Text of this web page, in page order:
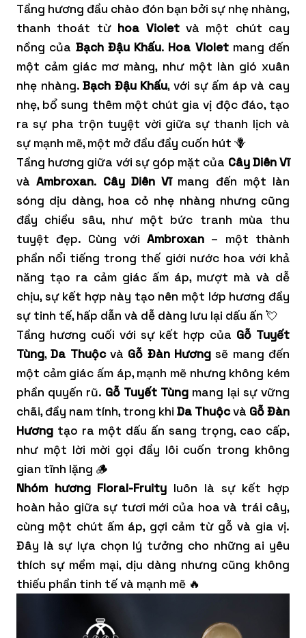
Tầng hương đầu chào đón bạn bởi sự nhẹ nhàng,
thanh thoát từ hoa Violet và một chút cay
nồng của Bạch Đậu Khấu. Hoa Violet mang đến
một cảm giác mơ màng, như một làn gió xuân
nhẹ nhàng.Bạch Đậu Khấu, với sự ấm áp và cay
nhẹ, bổ sung thêm một chút gia vị độc đáo, tạo
ra sự pha trộn tuyệt vời giữa sự thanh lịch và
sự mạnh mẽ, một mở đầu đầy cuốn hút 🪻
Tầng hương giữa với sự góp mặt của Cây Diên Vĩ
vàAmbroxan. Cây Diên Vĩmang đến một làn
sóng dịu dàng, hoa cỏ nhẹ nhàng nhưng cũng
đầy chiều sâu, như một bức tranh mùa thu
tuyệt đẹp. Cùng vớiAmbroxan – một thành
phần nổi tiếng trong thế giới nước hoa với khả
năng tạo ra cảm giác ấm áp, mượt mà và dễ
chịu, sự kết hợp này tạo nên một lớp hương đầy
sự tinh tế, hấp dẫn và dễ dàng lưu lại dấu ấn 💘
Tầng hương cuối với sự kết hợp của Gỗ Tuyết
Tùng,Da Thuộcvà Gỗ Đàn Hương sẽ mang đến
một cảm giác ấm áp, mạnh mẽ nhưng không kém
phần quyến rũ. Gỗ Tuyết Tùng mang lại sự vững
chãi, đầy nam tính, trong khi Da Thuộcvà Gỗ Đàn
Hương tạo ra một dấu ấn sang trọng, cao cấp,
như một lời mời gọi đầy lôi cuốn trong không
gian tĩnh lặng 🪵
Nhóm hương Floral-Fruity luôn là sự kết hợp
hoàn hảo giữa sự tươi mới của hoa và trái cây,
cùng một chút ấm áp, gợi cảm từ gỗ và gia vị.
Đây là sự lựa chọn lý tưởng cho những ai yêu
thích sự mềm mại, dịu dàng nhưng cũng không
thiếu phần tinh tế và mạnh mẽ 🔥